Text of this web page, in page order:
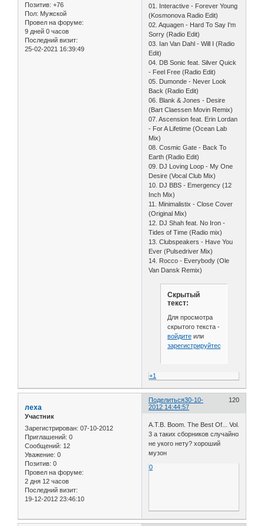
Позитив: +76
Пол: Мужской
Провел на форуме:
9 дней 0 часов
Последний визит:
25-02-2021 16:39:49
01. Interactive - Forever Young
(Kosmonova Radio Edit)
02. Aquagen - Hard To Say I'm
Sorry (Radio Edit)
03. Ian Van Dahl - Will I (Radio
Edit)
04. DB Sonic feat. Silver Quick
- Feel Free (Radio Edit)
05. Dumonde - Never Look
Back (Radio Edit)
06. Blank & Jones - Desire
(Bart Claеssen Movin Remix)
07. Ascension feat. Erin Lordan
- For A Lifetime (Ocean Lab
Mix)
08. Cosmic Gate - Back To
Earth (Radio Edit)
09. DJ Loving Loop - My One
Desire (Vocal Club Mix)
10. DJ BBS - Emergency (12
Inch Mix)
11. Minimalistix - Close Cover
(Original Mix)
12. DJ Shah feat. No Iron -
Tides of Time (Radio mix)
13. Clubspeakers - Have You
Ever (Pulsedriver Mix)
14. Rocco - Everybody (Ole
Van Dansk Remix)
Скрытый
текст:
Для просмотра
скрытого текста -
войдитеили
зарегистрируйтесь
+1
Поделиться 120
30-10-
2012 14:44:57
леха
Участник
Зарегистрирован: 07-10-2012
Приглашений: 0
Сообщений: 12
Уважение: 0
Позитив: 0
Провел на форуме:
2 дня 12 часов
Последний визит:
19-12-2012 23:46:10
A.T.B. Boom. The Best Of... Vol.
3 а таких сборников случайно
не укого нету? хороший
музон
0